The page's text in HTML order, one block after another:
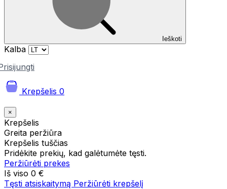
Ieškoti
Kalba
Krepšelis 0
×
Krepšelis
Greita peržiūra
Krepšelis tuščias
Pridėkite prekių, kad galėtumėte tęsti.
Peržiūrėti prekes
Iš viso 0 €
Tęsti atsiskaitymą Peržiūrėti krepšelį